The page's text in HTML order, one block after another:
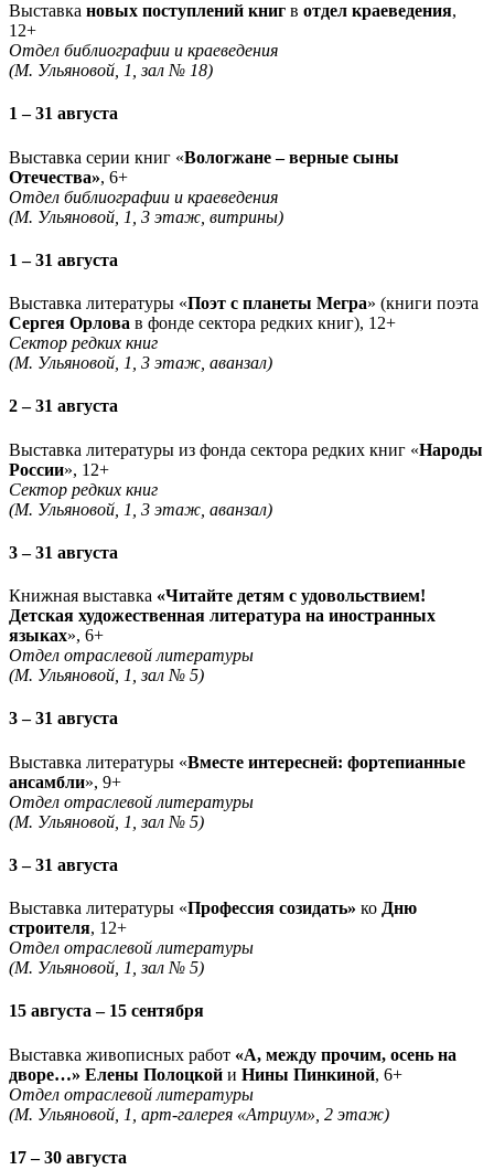
Выставка новых поступлений книг в отдел краеведения,
12+
Отдел библиографии и краеведения
(М. Ульяновой, 1, зал № 18)
1 – 31 августа
Выставка серии книг «Вологжане – верные сыны
Отечества», 6+
Отдел библиографии и краеведения
(М. Ульяновой, 1, 3 этаж, витрины)
1 – 31 августа
Выставка литературы «Поэт с планеты Мегра» (книги поэта
Сергея Орлова в фонде сектора редких книг), 12+
Сектор редких книг
(М. Ульяновой, 1, 3 этаж, аванзал)
2 – 31 августа
Выставка литературы из фонда сектора редких книг «Народы
России», 12+
Сектор редких книг
(М. Ульяновой, 1, 3 этаж, аванзал)
3 – 31 августа
Книжная выставка «Читайте детям с удовольствием!
Детская художественная литература на иностранных
языках», 6+
Отдел отраслевой литературы
(М. Ульяновой, 1, зал № 5)
3 – 31 августа
Выставка литературы «Вместе интересней: фортепианные
ансамбли», 9+
Отдел отраслевой литературы
(М. Ульяновой, 1, зал № 5)
3 – 31 августа
Выставка литературы «Профессия созидать» ко Дню
строителя, 12+
Отдел отраслевой литературы
(М. Ульяновой, 1, зал № 5)
15 августа – 15 сентября
Выставка живописных работ «А, между прочим, осень на
дворе…» Елены Полоцкой и Нины Пинкиной, 6+
Отдел отраслевой литературы
(М. Ульяновой, 1, арт-галерея «Атриум», 2 этаж)
17 – 30 августа